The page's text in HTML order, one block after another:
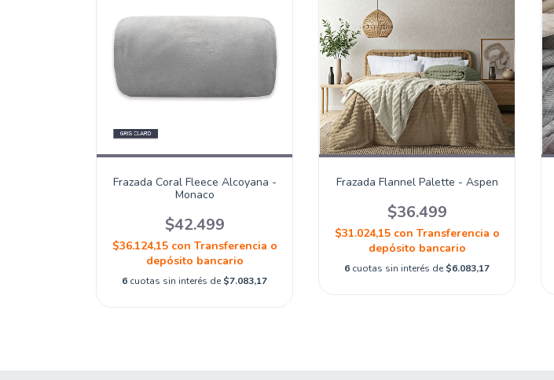
Frazada Coral Fleece Alcoyana -
Monaco
$42.499
$36.124,15 con Transferencia o
depósito bancario
6 cuotas sin interés de $7.083,17
Frazada Flannel Palette - Aspen
$36.499
$31.024,15 con Transferencia o
depósito bancario
6 cuotas sin interés de $6.083,17